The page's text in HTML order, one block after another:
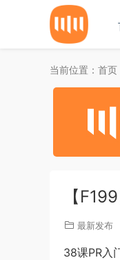
当前位置： 首页
【
最新发布
38课PR入